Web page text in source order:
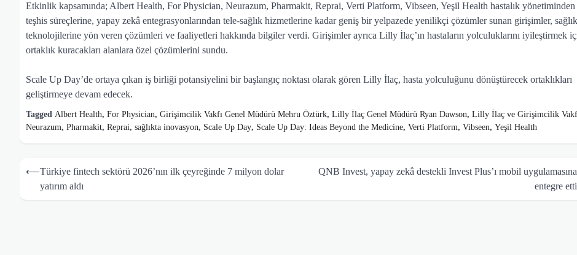
Etkinlik kapsamında; Albert Health, For Physician, Neurazum, Pharmakit, Reprai, Verti Platform, Vibseen, Yeşil Health hastalık yönetiminden
teşhis süreçlerine, yapay zekâ entegrasyonlarından tele-sağlık hizmetlerine kadar geniş bir yelpazede yenilikçi çözümler sunan girişimler, sağlık
teknolojilerine yön veren çözümleri ve faaliyetleri hakkında bilgiler verdi. Girişimler ayrıca Lilly İlaç’ın hastaların yolculuklarını iyileştirmek
ortaklık kuracakları alanlara özel çözümlerini sundu.
Scale Up Day’de ortaya çıkan iş birliği potansiyelini bir başlangıç noktası olarak gören Lilly İlaç, hasta yolculuğunu dönüştürecek ortaklıkları
geliştirmeye devam edecek.
Tagged Albert Health, For Physician, Girişimcilik Vakfı Genel Müdürü Mehru Öztürk, Lilly İlaç Genel Müdürü Ryan Dawson, Lilly İlaç ve Girişimcilik
Neurazum, Pharmakit, Reprai, sağlıkta inovasyon, Scale Up Day, Scale Up Day: Ideas Beyond the Medicine, Verti Platform, Vibseen, Yeşil Health
Yazı
gezinmesi
⟵Türkiye fintech sektörü 2026’nın ilk çeyreğinde 7 milyon dolar
yatırım aldı
QNB Invest, yapay zekâ destekli Invest Plus’ı mobil uygulamasına
entegre etti